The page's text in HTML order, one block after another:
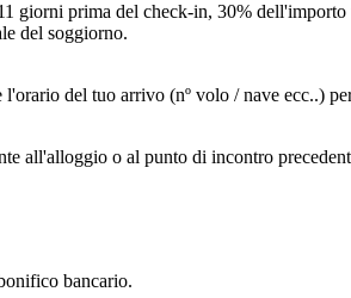
giorni prima del check-in, 30% dell'importo
del soggiorno.
del tuo arrivo (nº volo / nave ecc..)
all'alloggio o al punto di incontro
bancario.